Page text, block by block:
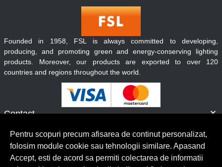
Contact
Servicii clienti
Founded in 1958, FSL is always committed to developing,
producing, and promoting green and energy-conserving lighting
products. Moreover, our products are exported to over 120
countries and regions throughout the world.
Pentru scopuri precum afisarea de continut personalizat,
folosim module cookie sau tehnologii similare. Apasand
Accept, esti de acord sa permiti colectarea de informatii